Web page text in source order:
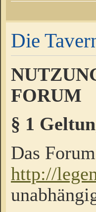
Die
FORUM
§ 1
Das
http://